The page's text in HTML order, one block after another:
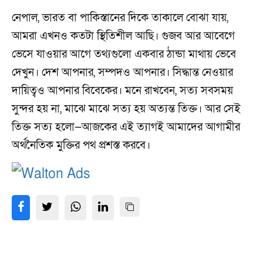
নেপাল, ভারত বা পাকিস্তানের দিকে তাকালে বোঝা যায়,
আমরা এখনও কতটা স্থিতিশীল আছি। গুজব আর আবেগে
ভেসে যাওয়ার আগে তথ্যগুলো একবার ঠান্ডা মাথায় ভেবে
দেখুন। দেশ আপনার, সম্পদও আপনার। সিদ্ধান্ত নেওয়ার
দায়িত্বও আপনার বিবেকের। মনে রাখবেন, সত্য সবসময়
সুন্দর হয় না, মাঝে মাঝে সত্য হয় অত্যন্ত তিক্ত। আর সেই
তিক্ত সত্য হলো—আজকের এই ত্যাগই আমাদের আগামীর
অর্থনৈতিক মুক্তির পথ প্রশস্ত করবে।